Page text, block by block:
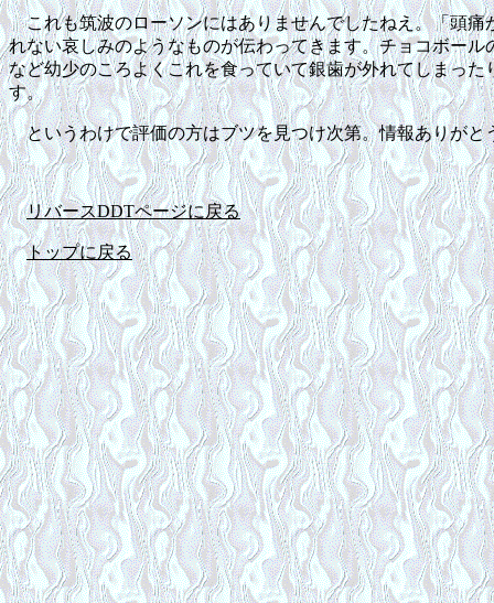
これも筑波のローソンにはありませんでしたねえ。「頭痛
れない哀しみのようなものが伝わってきます。チョコボー
など幼少のころよくこれを食っていて銀歯が外れてしまっ
す。
というわけで評価の方はブツを見つけ次第。情報ありがと
リバースDDTページに戻る
トップに戻る